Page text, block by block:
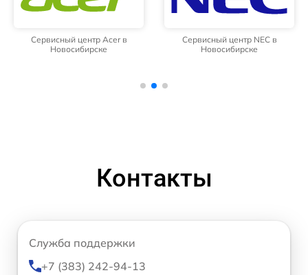
Сервисный центр Acer в
Новосибирске
Сервисный центр NEC в
Новосибирске
Контакты
Служба поддержки
+7 (383) 242-94-13